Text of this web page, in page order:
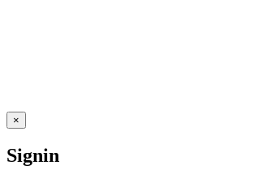
×
Signin